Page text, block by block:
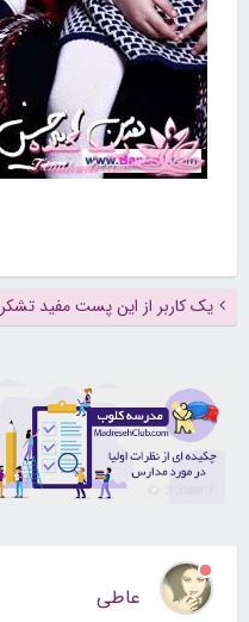
یک کاربر از این پست مفید
عاطی